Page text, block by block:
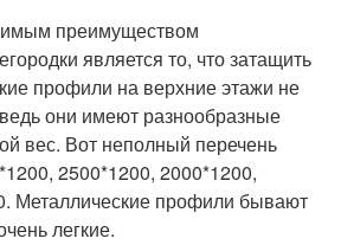
преимуществом
является то, что затащить
профили на верхние этажи не
они имеют разнообразные
вес. Вот неполный перечень
2500*1200, 2000*1200,
Металлические профили бывают
легкие.